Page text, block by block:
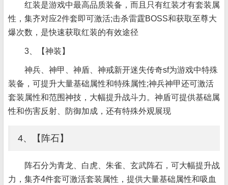
红装是游戏中最高品质装备，而且只有红装才有套装属
性，集齐对应2件套即可激活;击杀雷霆BOSS和获取至尊大
爆次数，是快速获取红装的有效途径
3、【神装】
神兵、神甲、神盾、神戒新开迷失传奇sf为游戏中特殊
装备，可提升大量基础属性和特殊属性;神兵神甲还可激活
套装属性和范围神技，大幅提升战斗力。神盾可提供基础属
性和伤害反射、防御加成，还有特殊外观展现
4、【阵石】
阵石分为青龙、白虎、朱雀、玄武阵石，可大幅提升战
力，集齐4件套可激活套装属性，提供大量基础属性和吸血